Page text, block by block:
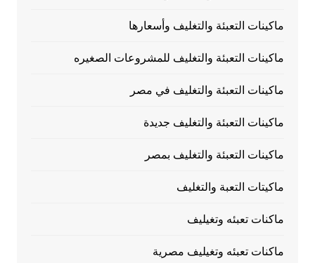
ماكينات التعبئة والتغليف وأسعارها
ماكينات التعبئة والتغليف للمشروعات الصغيره
ماكينات التعبئة والتغليف في مصر
ماكينات التعبئة والتغليف جديدة
ماكينات التعبئة والتغليف بمصر
ماكيتات التعبة والتغليف
ماكنات تعبئه وتغيليف
ماكنات تعبئه وتغيليف مصرية